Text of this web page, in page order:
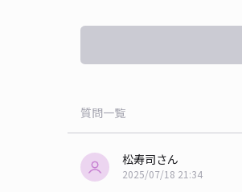
質問一覧
松寿司さん
2025/07/18 21:34